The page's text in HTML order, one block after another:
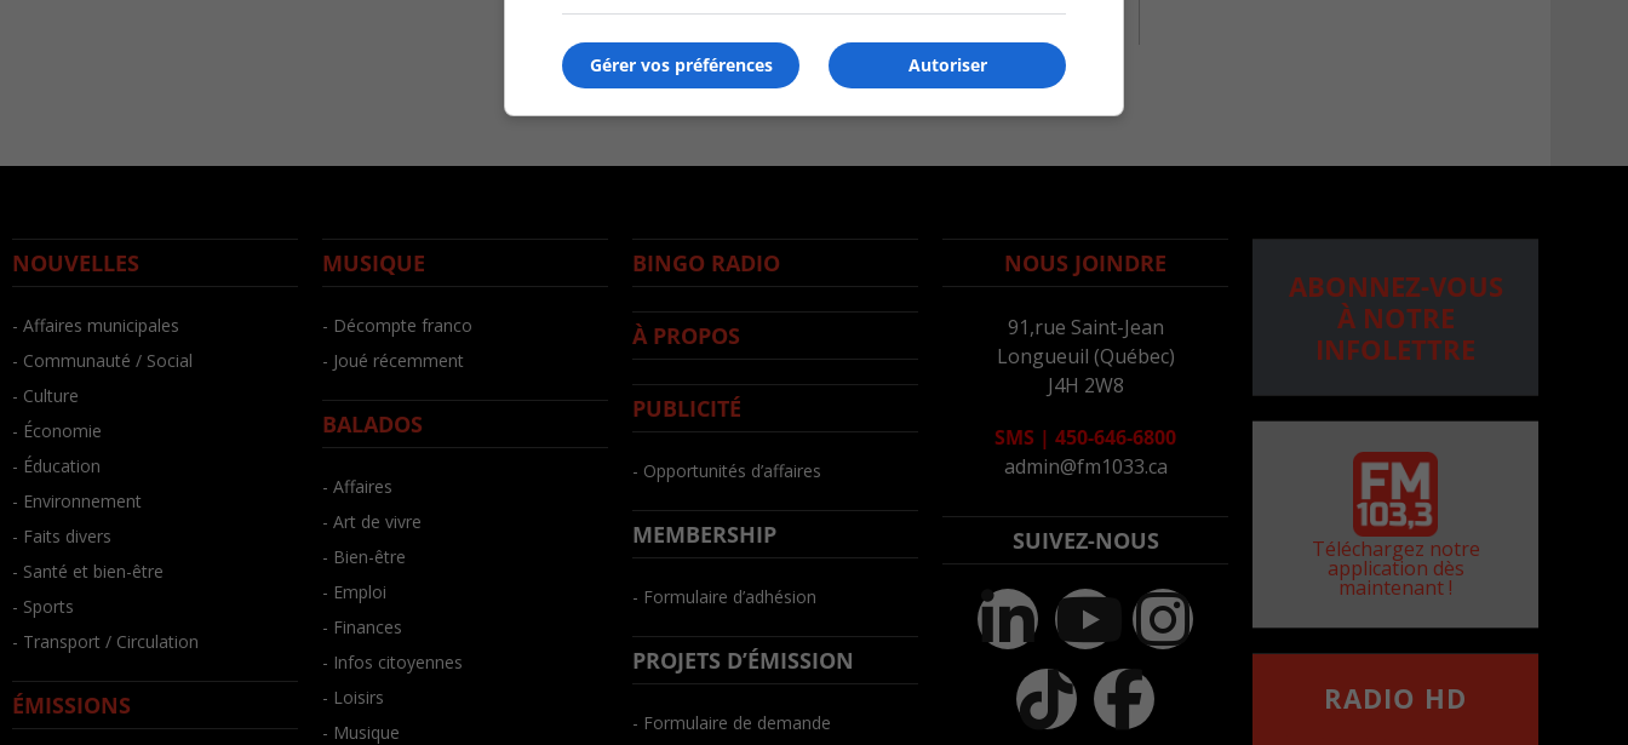
NOUVELLES
- Affaires municipales
- Communauté / Social
- Culture
- Économie
- Éducation
- Environnement
- Faits divers
- Santé et bien-être
- Sports
- Transport / Circulation
ÉMISSIONS
MUSIQUE
- Décompte franco
- Joué récemment
BALADOS
- Affaires
- Art de vivre
- Bien-être
- Emploi
- Finances
- Infos citoyennes
- Loisirs
- Musique
BINGO RADIO
À PROPOS
PUBLICITÉ
- Opportunités d’affaires
MEMBERSHIP
- Formulaire d’adhésion
PROJETS D’ÉMISSION
- Formulaire de demande
NOUS JOINDRE
91,rue Saint-Jean
Longueuil (Québec)
J4H 2W8
SMS | 450-646-6800
admin@fm1033.ca
SUIVEZ-NOUS
ABONNEZ-VOUS
À NOTRE
INFOLETTRE
Téléchargez notre
application dès
maintenant !
RADIO HD
Autoriser
Gérer vos préférences